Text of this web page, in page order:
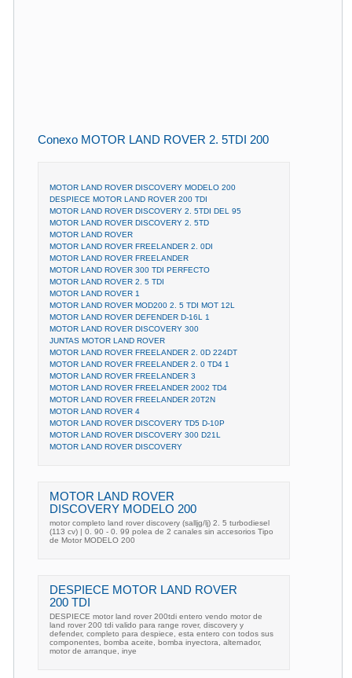
Conexo MOTOR LAND ROVER 2. 5TDI 200
MOTOR LAND ROVER DISCOVERY MODELO 200
DESPIECE MOTOR LAND ROVER 200 TDI
MOTOR LAND ROVER DISCOVERY 2. 5TDI DEL 95
MOTOR LAND ROVER DISCOVERY 2. 5TD
MOTOR LAND ROVER
MOTOR LAND ROVER FREELANDER 2. 0DI
MOTOR LAND ROVER FREELANDER
MOTOR LAND ROVER 300 TDI PERFECTO
MOTOR LAND ROVER 2. 5 TDI
MOTOR LAND ROVER 1
MOTOR LAND ROVER MOD200 2. 5 TDI MOT 12L
MOTOR LAND ROVER DEFENDER D-16L 1
MOTOR LAND ROVER DISCOVERY 300
JUNTAS MOTOR LAND ROVER
MOTOR LAND ROVER FREELANDER 2. 0D 224DT
MOTOR LAND ROVER FREELANDER 2. 0 TD4 1
MOTOR LAND ROVER FREELANDER 3
MOTOR LAND ROVER FREELANDER 2002 TD4
MOTOR LAND ROVER FREELANDER 20T2N
MOTOR LAND ROVER 4
MOTOR LAND ROVER DISCOVERY TD5 D-10P
MOTOR LAND ROVER DISCOVERY 300 D21L
MOTOR LAND ROVER DISCOVERY
MOTOR LAND ROVER
DISCOVERY MODELO 200
motor completo land rover discovery (salljg/lj) 2. 5 turbodiesel
(113 cv) | 0. 90 - 0. 99 polea de 2 canales sin accesorios Tipo
de Motor MODELO 200
DESPIECE MOTOR LAND ROVER
200 TDI
DESPIECE motor land rover 200tdi entero vendo motor de
land rover 200 tdi valido para range rover, discovery y
defender, completo para despiece, esta entero con todos sus
componentes, bomba aceite, bomba inyectora, alternador,
motor de arranque, inye